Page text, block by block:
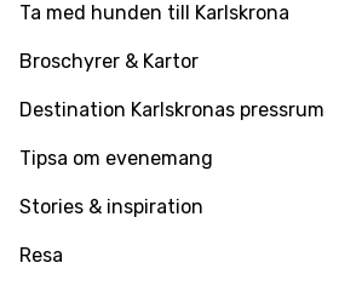
Ta med hunden till Karlskrona
Broschyrer & Kartor
Destination Karlskronas pressrum
Tipsa om evenemang
Stories & inspiration
Resa